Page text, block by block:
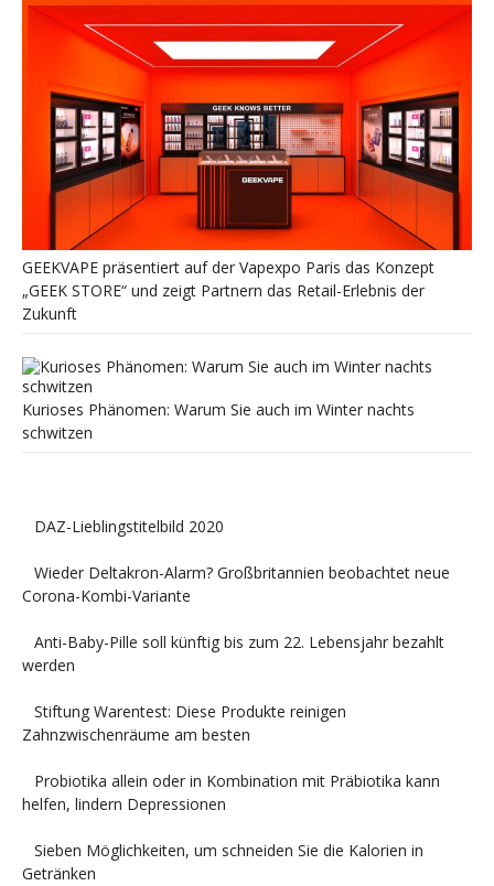
GEEKVAPE präsentiert auf der Vapexpo Paris das Konzept
„GEEK STORE“ und zeigt Partnern das Retail-Erlebnis der
Zukunft
Kurioses Phänomen: Warum Sie auch im Winter nachts
schwitzen
DAZ-Lieblingstitelbild 2020
Wieder Deltakron-Alarm? Großbritannien beobachtet neue
Corona-Kombi-Variante
Anti-Baby-Pille soll künftig bis zum 22. Lebensjahr bezahlt
werden
Stiftung Warentest: Diese Produkte reinigen
Zahnzwischenräume am besten
Probiotika allein oder in Kombination mit Präbiotika kann
helfen, lindern Depressionen
Sieben Möglichkeiten, um schneiden Sie die Kalorien in
Getränken